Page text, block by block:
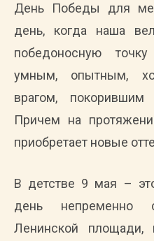
День Победы для
день, когда наша
победоносную
умным, опытным,
врагом,
Причем на
приобретает новые
В детстве 9 мая –
день непременно
Ленинской площади,